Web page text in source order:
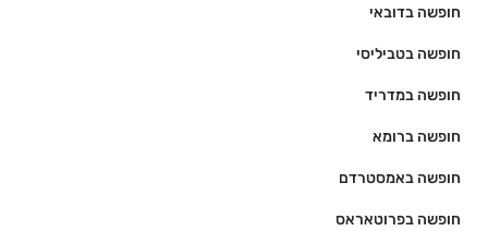
חופשה בדובאי
חופשה בטביליסי
חופשה במדריד
חופשה ברומא
חופשה באמסטרדם
חופשה בפרוטאראס